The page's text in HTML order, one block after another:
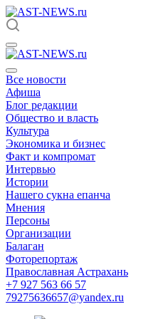
Все новости
Афиша
Блог редакции
Общество и власть
Культура
Экономика и бизнес
Факт и компромат
Интервью
Истории
Нашего сукна епанча
Мнения
Персоны
Организации
Балаган
Фоторепортаж
Православная Астрахань
+7 927 563 66 57
79275636657@yandex.ru